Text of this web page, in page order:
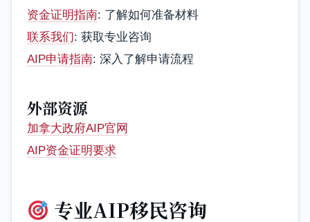
资金证明指南: 了解如何准备材料
联系我们: 获取专业咨询
AIP申请指南: 深入了解申请流程
外部资源
加拿大政府AIP官网
AIP资金证明要求
专业AIP移民咨询